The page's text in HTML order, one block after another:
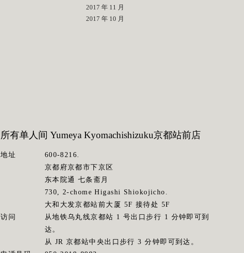
2017 年 11 月
2017 年 10 月
所有单人间 Yumeya Kyomachishizuku京都站前店
地址
600-8216.
京都府京都市下京区
东本院通 七条斋月
730, 2-chome Higashi Shiokojicho.
大和大发京都站前大厦 5F 接待处 5F
访问
从地铁乌丸线京都站 1 号出口步行 1 分钟即可到
达。
从 JR 京都站中央出口步行 3 分钟即可到达。